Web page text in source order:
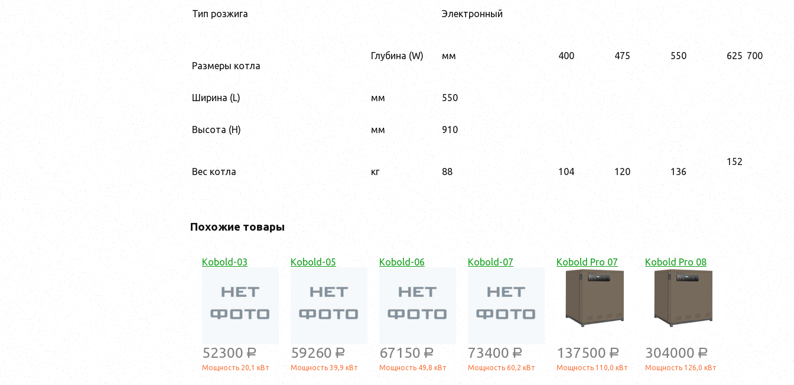
Тип розжига Электронный
Размеры котла
Глубина (W) мм 400 475 550 625 700
Ширина (L) мм 550
Высота (H) мм 910
Вес котла кг 88 104 120 136
152
Похожие товары
Kobold-03
52300 a
Мощность 20,1 кВт
Kobold-05
59260 a
Мощность 39,9 кВт
Kobold-06
67150 a
Мощность 49,8 кВт
Kobold-07
73400 a
Мощность 60,2 кВт
Kobold Pro 07
137500 a
Мощность 110,0 кВт
Kobold Pro 08
304000 a
Мощность 126,0 кВт